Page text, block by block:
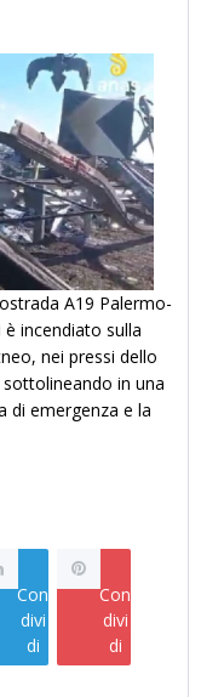
A19 Palermo-
incendiato sulla
nei pressi dello
sottolineando in una
di emergenza e la
Con
divi
di
Con
divi
di